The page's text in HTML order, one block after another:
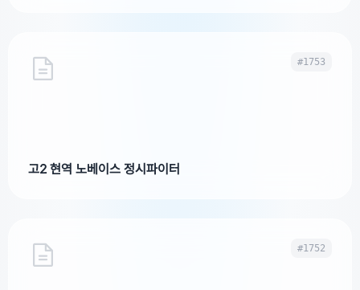
#1753
고2 현역 노베이스 정시파이터
#1752